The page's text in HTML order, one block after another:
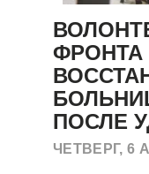
ПОСЛЕ
ЧЕТВЕРГ, 6